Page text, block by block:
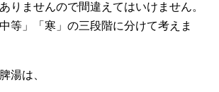
りませんので間違えてはいけません。
等」「寒」の三段階に分けて考えま
湯は、